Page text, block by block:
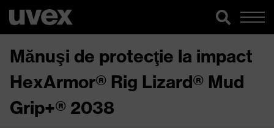
Mănuşi de protecţie la impact
HexArmor® Rig Lizard® Mud
Grip+® 2038